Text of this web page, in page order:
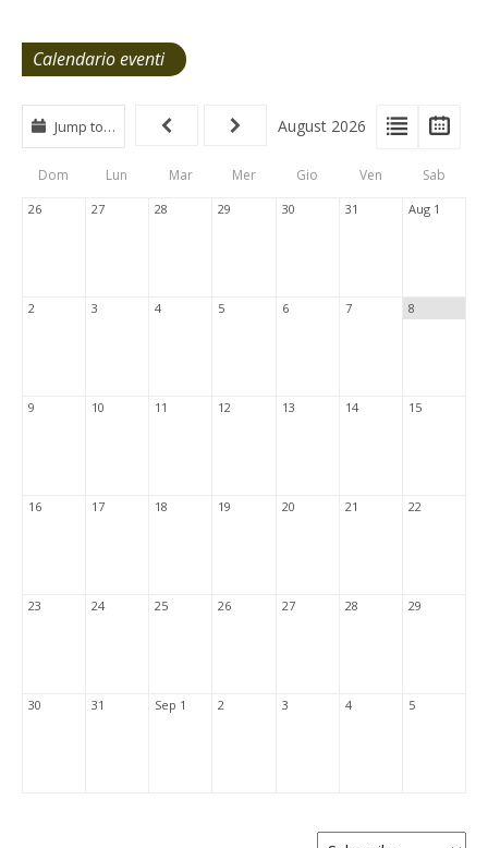
Calendario eventi
View
Type
Tabs
View
List
Jump to… August 2026
Dom Lun Mar Mer Gio Ven Sab
26 27 28 29 30 31 Aug 1
2 3 4 5 6 7 8
9 10 11 12 13 14 15
16 17 18 19 20 21 22
23 24 25 26 27 28 29
30 31 Sep 1 2 3 4 5